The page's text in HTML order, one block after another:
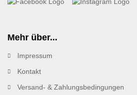
Mehr über...
Impressum
Kontakt
Versand- & Zahlungsbedingungen